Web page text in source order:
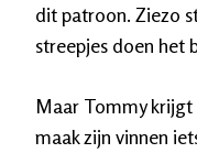
dit patroon. Ziezo
streepjes doen het
Maar Tommy krijgt
maak zijn vinnen